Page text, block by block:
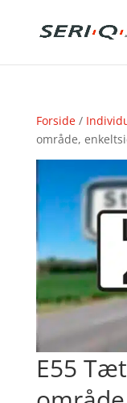
Forside/
område,
E55